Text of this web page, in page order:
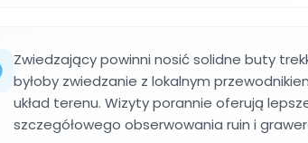
Zwiedzający powinni nosić solidne buty
byłoby zwiedzanie z lokalnym
układ terenu. Wizyty porannie oferują
szczegółowego obserwowania ruin i